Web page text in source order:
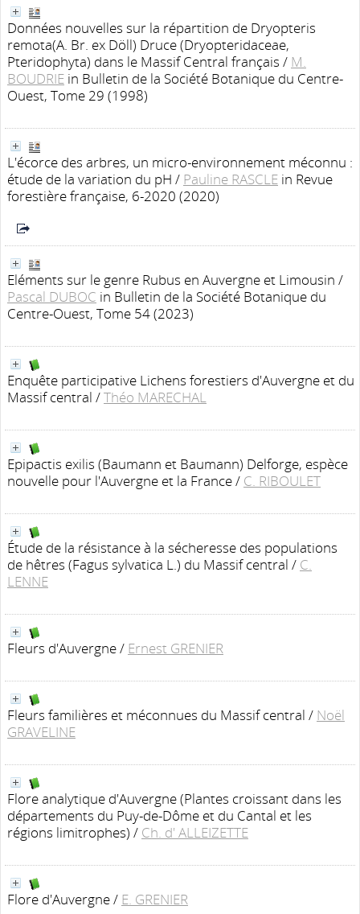
Données nouvelles sur la répartition de Dryopteris
remota(A. Br. ex Döll) Druce (Dryopteridaceae,
Pteridophyta) dans le Massif Central français / M.
BOUDRIE in Bulletin de la Société Botanique du Centre-
Ouest, Tome 29 (1998)
L'écorce des arbres, un micro-environnement méconnu :
étude de la variation du pH / Pauline RASCLE in Revue
forestière française, 6-2020 (2020)
Eléments sur le genre Rubus en Auvergne et Limousin /
Pascal DUBOC in Bulletin de la Société Botanique du
Centre-Ouest, Tome 54 (2023)
Enquête participative Lichens forestiers d'Auvergne et du
Massif central /Théo MARECHAL
Epipactis exilis (Baumann et Baumann) Delforge, espèce
nouvelle pour l'Auvergne et la France/ C. RIBOULET
Étude de la résistance à la sécheresse des populations
de hêtres (Fagus sylvatica L.) du Massif central / C.
LENNE
Fleurs d'Auvergne/ Ernest GRENIER
Fleurs familières et méconnues du Massif central / Noël
GRAVELINE
Flore analytique d'Auvergne (Plantes croissant dans les
départements du Puy-de-Dôme et du Cantal et les
régions limitrophes) / Ch. d' ALLEIZETTE
Flore d'Auvergne/ E. GRENIER